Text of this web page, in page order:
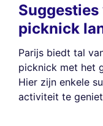
picknick
Parijs biedt tal
picknick met het
Hier zijn enkele
activiteit te